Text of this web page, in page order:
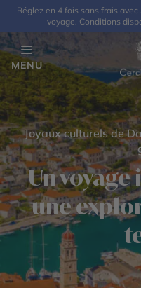
Réglez en 4 fois sans frais
voyage. Conditions
MENU
Joyaux culturels de
Un
une